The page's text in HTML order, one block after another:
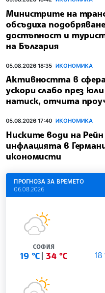
Министрите на
обсъдиха
достъпност и
на България
05.08.2026 18:35 ИКОНОМИКА
Активността в
ускори слабо през
натиск, отчита
05.08.2026 17:40 ИКОНОМИКА
Ниските води на
инфлацията в
икономисти
ПРОГНОЗА ЗА ВРЕМЕТО
06.08.2026
СОФИЯ
19 °C 34 °C 18